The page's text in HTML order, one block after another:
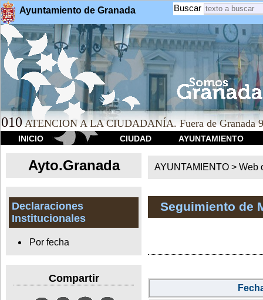
Ayuntamiento de Granada Buscar
010 ATENCION A LA CIUDADANÍA. Fuera de Granada
INICIO CIUDAD AYUNTAMIENTO
Ayto.Granada
Declaraciones
Institucionales
Por fecha
Compartir
AYUNTAMIENTO > Web
Seguimiento de